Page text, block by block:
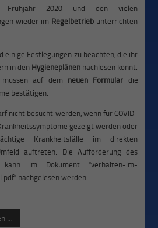
Frühjahr 2020 und den vielen
wieder im Regelbetrieb unterrichten
einige Festlegungen zu beachten, die ihr
in den Hygieneplänen nachlesen könnt.
auf dem neuen Formular die
bestätigen.
nicht besucht werden, wenn für COVID-
gezeigt werden oder
Krankheitsfälle im direkten
auftreten. Die Aufforderung des
kann im Dokument "verhalten-im-
nachgelesen werden.
…